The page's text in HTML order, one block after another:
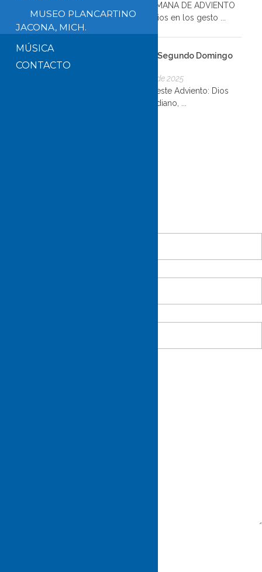
SEGUNDA SEMANA DE ADVIENTO
“Descubrir a Dios en los gesto ...
Reflexión del Segundo Domingo
5 de diciembre de 2025
Abre los ojos este Adviento: Dios
está en lo cotidiano, ...
MUSEO PLANCARTINO
JACONA, MICH.
MÚSICA
CONTACTO